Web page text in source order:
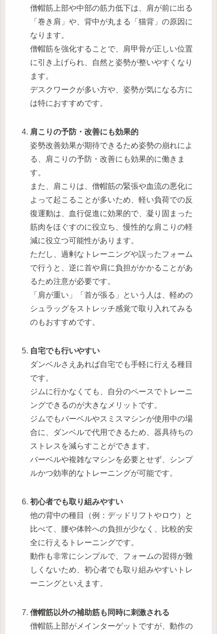
僧帽筋上部や中部の筋力低下は、肩が前に出る
「巻き肩」や、背中が丸まる「猫背」の原因に
なります。
僧帽筋を強化することで、肩甲骨が正しい位置
に引き上げられ、自然と姿勢が整いやすくなり
ます。
デスクワークが多い方や、姿勢が気になる方に
は特におすすめです。
肩こりの予防・改善にも効果的
姿勢改善効果が期待できるため姿勢の崩れによ
る、肩こりの予防・改善にも効果的に働きま
す。
また、肩こりは、僧帽筋の緊張や血流の悪化に
よって起こることが多いため、軽い負荷での反
復運動は、血行促進に効果的で、凝り固まった
筋肉をほぐすのに役立ち、慢性的な肩こりの軽
減に役立つ可能性があります。
ただし、過剰なトレーニングや誤ったフォーム
で行うと、逆に首や肩に負担がかかることがあ
るため注意が必要です。
「肩が重い」「首が張る」という人は、軽めの
シュラッグをストレッチ感覚で取り入れてみる
のもおすすめです。
自宅でも行いやすい
ダンベルさえあれば自宅でも手軽に行える種目
です。
ジムに行かなくても、自分のペースでトレーニ
ングできるのが大きなメリットです。
ジムでもバーベルやスミスマシンが使用中の場
合に、ダンベルで代用できるため、器具待ちの
ストレスを減らすことができます。
バーベルや複雑なマシンを必要とせず、シンプ
ルかつ効率的なトレーニングが可能です。
初心者でも取り組みやすい
他の背中の種目（例：デッドリフトやロウ）と
比べて、腰や体幹への負担が少なく、比較的安
全に行えるトレーニングです。
動作も非常にシンプルで、フォームの習得が難
しくないため、初心者でも取り組みやすいトレ
ーニングといえます。
僧帽筋以外の補助筋も同時に刺激される
僧帽筋上部がメインターゲットですが、動作の